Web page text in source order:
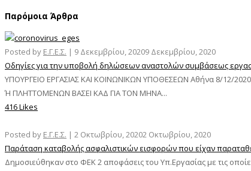
Παρόμοια Άρθρα
Posted by Ε.Γ.Ε.Σ. | 9 Δεκεμβρίου, 20209 Δεκεμβρίου, 2020
Οδηγίες για την υποβολή δηλώσεων αναστολών συμβάσεως
ΥΠΟΥΡΓΕΙΟ ΕΡΓΑΣΙΑΣ ΚΑΙ ΚΟΙΝΩΝΙΚΩΝ ΥΠΟΘΕΣΕΩΝ Αθήνα 8/12/
Ή ΠΛΗΤΤΟΜΕΝΩΝ ΒΑΣΕΙ ΚΑΔ ΓΙΑ ΤΟΝ ΜΗΝΑ...
416 Likes
Posted by Ε.Γ.Ε.Σ. | 2 Οκτωβρίου, 20202 Οκτωβρίου, 2020
Παράταση καταβολής ασφαλιστικών εισφορών που είχαν
Δημοσιεύθηκαν στο ΦΕΚ 2 αποφάσεις του Υπ.Εργασίας με τις